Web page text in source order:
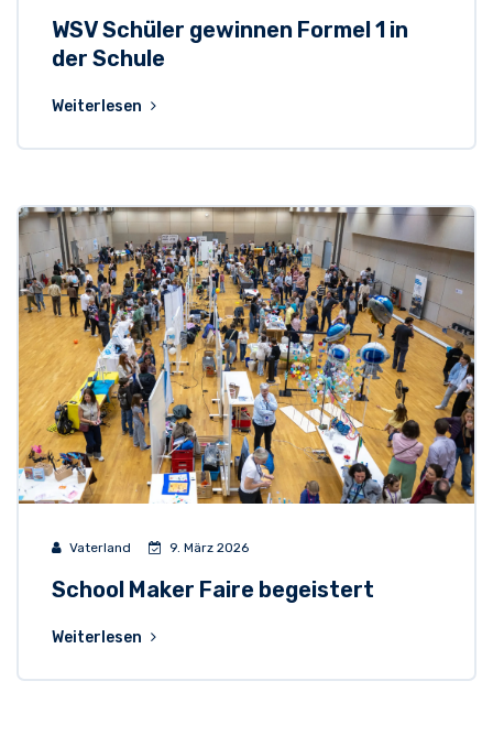
WSV Schüler gewinnen Formel 1 in
der Schule
Weiterlesen
Vaterland 9. März 2026
School Maker Faire begeistert
Weiterlesen